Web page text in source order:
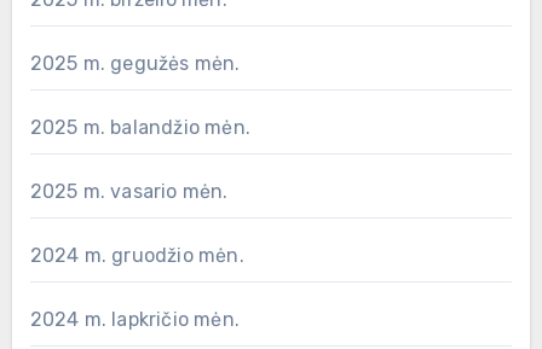
2025 m. gegužės mėn.
2025 m. balandžio mėn.
2025 m. vasario mėn.
2024 m. gruodžio mėn.
2024 m. lapkričio mėn.